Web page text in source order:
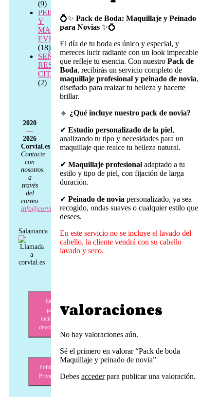
💍✨ Pack de Boda: Maquillaje y Peinado
para Novias✨💍
El día de tu boda es único y especial, y
mereces lucir radiante con un look impecable
que refleje tu esencia. Con nuestro Pack de
Boda, recibirás un servicio completo de
maquillaje profesional y peinado de novia,
diseñado para realzar tu belleza y hacerte
brillar.
🔹 ¿Qué incluye nuestro pack de novia?
✔ Estudio personalizado de la piel,
analizando tu tipo y necesidades para un
maquillaje que realce tu belleza natural.
✔ Maquillaje profesionaladaptado a tu
estilo y tipo de piel, con fijación de larga
duración.
✔ Peinado de novia personalizado, ya sea
recogido, ondas suaves o cualquier estilo que
desees.
En este servicio no se incluye el lavado del
cabello, la cliente vendrá con su cabello
lavado y seco.
Valoraciones
No hay valoraciones aún.
Sé el primero en valorar “Pack de boda
Maquillaje y peinado de novia”
Debes accederpara publicar una valoración.
(9)
PEINADO
Y
MAQUILLAJE
EVENTOS
(18)
SEÑAL
RESERVA
CITA
(2)
2020
—
2026
Corvial.es
Contacte
con
nosotros
a
través
del
correo:
info@corvial.es
Salamanca
Envíos,
pagos,
incidencias,
devoluciones
Política de
Privacidad